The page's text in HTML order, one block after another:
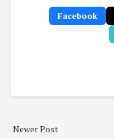
Facebook
Newer Post